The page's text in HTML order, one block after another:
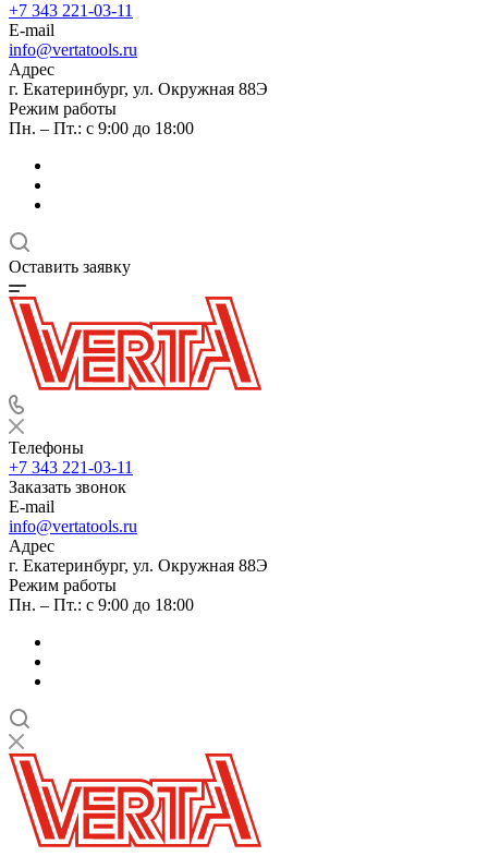
+7 343 221-03-11
E-mail
info@vertatools.ru
Адрес
г. Екатеринбург, ул. Окружная 88Э
Режим работы
Пн. – Пт.: с 9:00 до 18:00
Оставить заявку
Телефоны
+7 343 221-03-11
Заказать звонок
E-mail
info@vertatools.ru
Адрес
г. Екатеринбург, ул. Окружная 88Э
Режим работы
Пн. – Пт.: с 9:00 до 18:00